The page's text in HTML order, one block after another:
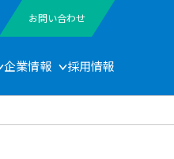
お問い合わせ
企業情報 採用情報